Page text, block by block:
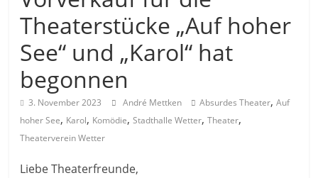
Theaterstücke „Auf hoher
See“ und „Karol“ hat
begonnen
3. November 2023 André Mettken Absurdes Theater,Auf
hoher See, Karol, Komödie,Stadthalle Wetter,Theater,
Theaterverein Wetter
Liebe Theaterfreunde,